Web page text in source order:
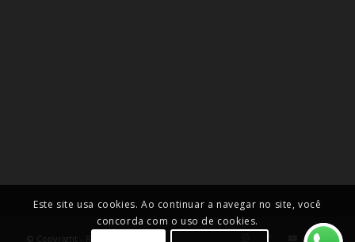
© Copyright - Roselei Francoso
Este site usa cookies. Ao continuar a navegar no site, você
concorda com o uso de cookies.